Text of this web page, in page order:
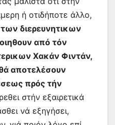
ή οτιδήποτε άλλο,
διερευνητικων
από τόν
Χακάν Φιντάν,
αποτελέσουν
πρός τήν
στήν εξαιρετικά
νά εξηγήσει,